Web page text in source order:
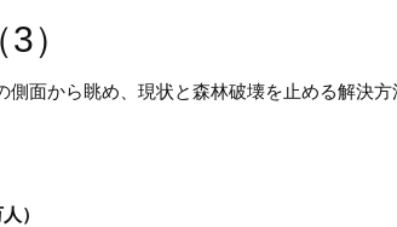
）
面から眺め、現状と森林破壊を止める解決
）